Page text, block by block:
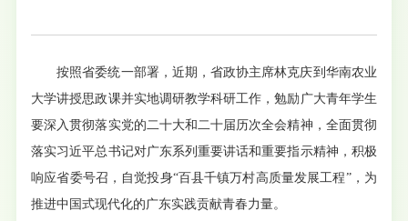
按照省委统一部署，近期，省政协主席林克庆到华南农业
大学讲授思政课并实地调研教学科研工作，勉励广大青年学生
要深入贯彻落实党的二十大和二十届历次全会精神，全面贯彻
落实习近平总书记对广东系列重要讲话和重要指示精神，积极
响应省委号召，自觉投身“百县千镇万村高质量发展工程”，为
推进中国式现代化的广东实践贡献青春力量。